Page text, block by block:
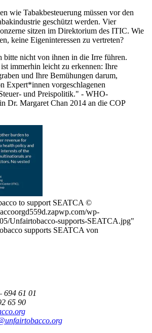
wie Tabakbesteuerung müssen vor den
geschützt werden. Vier
sitzen im Direktorium des ITIC. Wie
keine Eigeninteressen zu vertreten?
bitte nicht von ihnen in die Irre führen.
immerhin leicht zu erkennen: Ihre
und Ihre Bemühungen darum,
Expert*innen vorgeschlagenen
und Preispolitik." - WHO-
Dr. Margaret Chan 2014 an die COP
to support SEATCA ©
wp-
Unfairtobacco-supports-SEATCA.jpg"
supports SEATCA von
694 61 01
65 90